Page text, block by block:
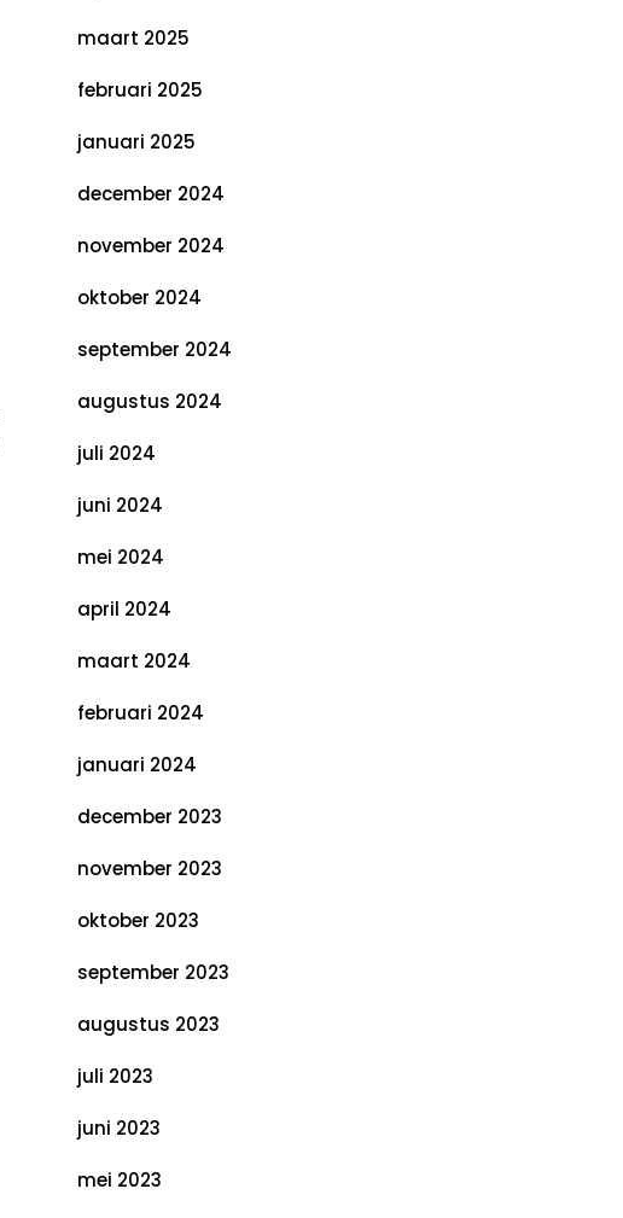
maart 2025
februari 2025
januari 2025
december 2024
november 2024
oktober 2024
september 2024
augustus 2024
juli 2024
juni 2024
mei 2024
april 2024
maart 2024
februari 2024
januari 2024
december 2023
november 2023
oktober 2023
september 2023
augustus 2023
juli 2023
juni 2023
mei 2023